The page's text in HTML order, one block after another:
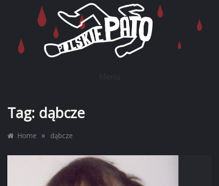
Tag: dąbcze
Home » dąbcze